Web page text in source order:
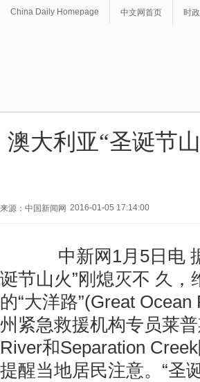
China Daily Homepage 中文网首页 时政
澳大利亚“圣诞节
来源：中国新闻网 2016-01-05 17:14:00
中新网1月5日电 据
诞节山火”刚熄灭不 久
的“大洋路”(Great
州紧急救援机构专员莱
River和Separation
提醒当地居民注意。“圣